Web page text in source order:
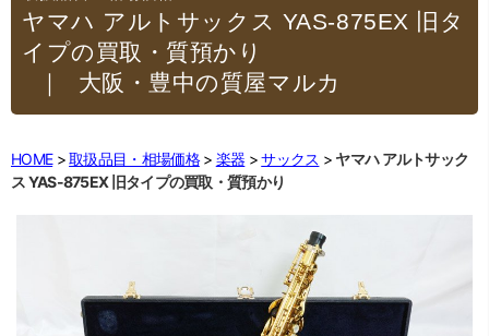
ヤマハ アルトサックス YAS-875EX 旧タ
イプの買取・質預かり
｜大阪・豊中の質屋マルカ
HOME 取扱品目・相場価格 楽器 サックス
ヤマハ アルトサック
ス YAS-875EX 旧タイプの買取・質預かり